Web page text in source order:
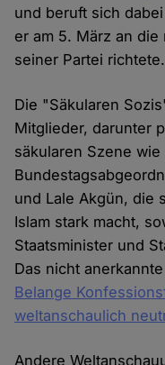
und beruft sich
er am 5. März an
seiner Partei richtete.
Die "Säkularen
Mitglieder, darunter
säkularen Szene
und Lale Akgün, die
Islam stark macht,
Staatsminister und
Das nicht
Belange
weltanschaulich
Andere